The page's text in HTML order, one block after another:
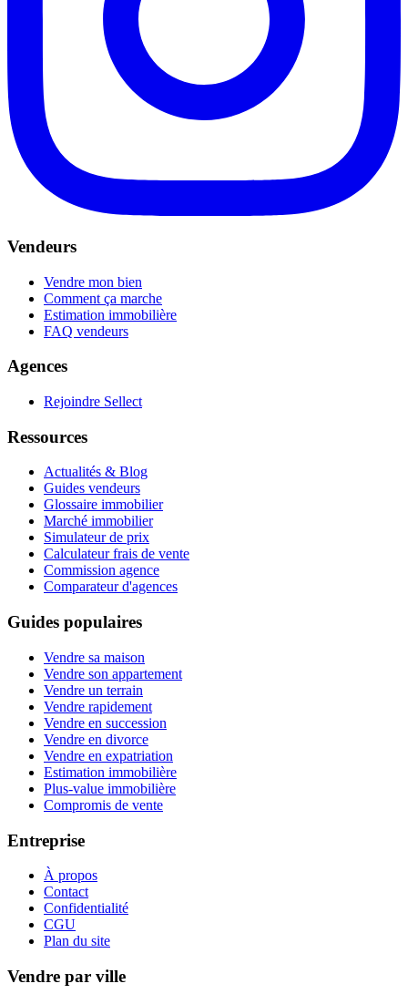
Vendeurs
Vendre mon bien
Comment ça marche
Estimation immobilière
FAQ vendeurs
Agences
Rejoindre Sellect
Ressources
Actualités & Blog
Guides vendeurs
Glossaire immobilier
Marché immobilier
Simulateur de prix
Calculateur frais de vente
Commission agence
Comparateur d'agences
Guides populaires
Vendre sa maison
Vendre son appartement
Vendre un terrain
Vendre rapidement
Vendre en succession
Vendre en divorce
Vendre en expatriation
Estimation immobilière
Plus-value immobilière
Compromis de vente
Entreprise
À propos
Contact
Confidentialité
CGU
Plan du site
Vendre par ville